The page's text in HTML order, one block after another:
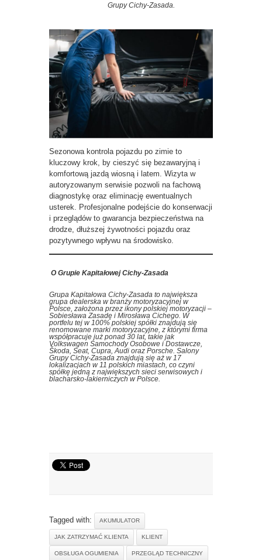
Grupy Cichy-Zasada.
Sezonowa kontrola pojazdu po zimie to
kluczowy krok, by cieszyć się bezawaryjną i
komfortową jazdą wiosną i latem. Wizyta w
autoryzowanym serwisie pozwoli na fachową
diagnostykę oraz eliminację ewentualnych
usterek. Profesjonalne podejście do konserwacji
i przeglądów to gwarancja bezpieczeństwa na
drodze, dłuższej żywotności pojazdu oraz
pozytywnego wpływu na środowisko.
O Grupie Kapitałowej Cichy-Zasada
Grupa Kapitałowa Cichy-Zasada to największa
grupa dealerska w branży motoryzacyjnej w
Polsce, założona przez ikony polskiej motoryzacji –
Sobiesława Zasadę i Mirosława Cichego. W
portfelu tej w 100% polskiej spółki znajdują się
renomowane marki motoryzacyjne, z którymi firma
współpracuje już ponad 30 lat, takie jak
Volkswagen Samochody Osobowe i Dostawcze,
Škoda, Seat, Cupra, Audi oraz Porsche. Salony
Grupy Cichy-Zasada znajdują się aż w 17
lokalizacjach w 11 polskich miastach, co czyni
spółkę jedną z największych sieci serwisowych i
blacharsko-lakierniczych w Polsce.
Tagged with: AKUMULATOR
JAK ZATRZYMAĆ KLIENTA KLIENT
OBSŁUGA OGUMIENIA PRZEGLĄD TECHNICZNY